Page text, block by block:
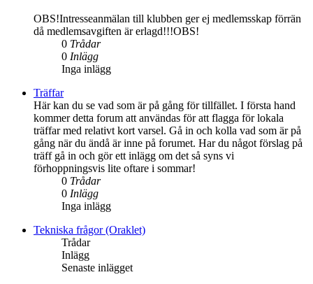
OBS!Intresseanmälan till klubben ger ej medlemsskap förrän
då medlemsavgiften är erlagd!!!OBS!
0 Trådar
0 Inlägg
Inga inlägg
Träffar
Här kan du se vad som är på gång för tillfället. I första hand
kommer detta forum att användas för att flagga för lokala
träffar med relativt kort varsel. Gå in och kolla vad som är på
gång när du ändå är inne på forumet. Har du något förslag på
träff gå in och gör ett inlägg om det så syns vi
förhoppningsvis lite oftare i sommar!
0 Trådar
0 Inlägg
Inga inlägg
Tekniska frågor (Oraklet)
Trådar
Inlägg
Senaste inlägget